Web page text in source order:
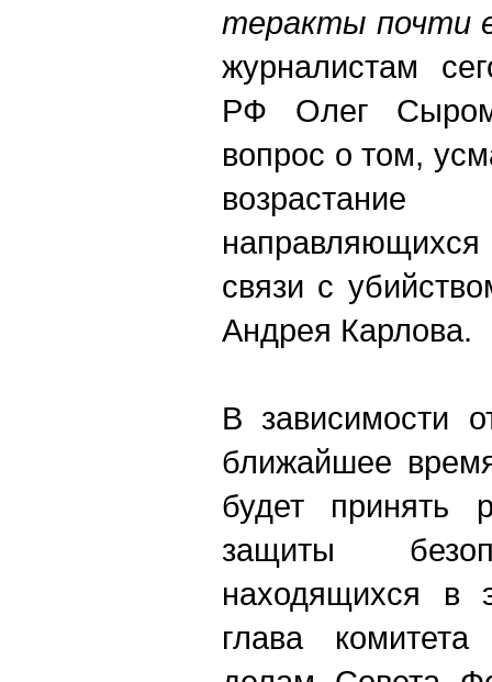
теракты почти
журналистам
РФ Олег
вопрос о том,
связи с
Андрея Карлова.
В зависимости
ближайшее
будет принять
защиты
находящихся в
глава